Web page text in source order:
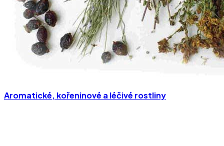
Aromatické, kořeninové a léčivé rostliny